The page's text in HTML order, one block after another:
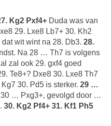
Kg2 Pxf4+ Duda was van
29. Lxe8 Lb7+ 30. Kh2
wit wint na 28. Db3. 28.
Na 28 … Th7 is volgens
zal ook 29. gxf4 goed
Te8+? Dxe8 30. Lxe8 Th7
30. Pd5 is sterker. 29 …
30 … Pxg3+, gevolgd door …
30. Kg2 Pf4+ 31. Kf1 Ph5